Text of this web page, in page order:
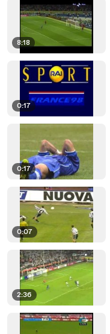
8:18
0:17
0:17
0:07
2:36